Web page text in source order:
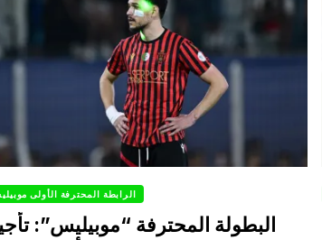
الرابطة المحترفة الأولى
البطولة المحترفة “موبيليس”: